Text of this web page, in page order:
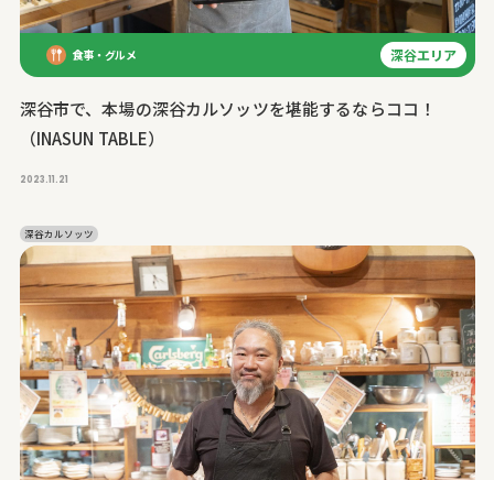
食事・グルメ 深谷エリア
深谷市で、本場の深谷カルソッツを堪能するならココ！
（INASUN TABLE）
2023.11.21
深谷カルソッツ